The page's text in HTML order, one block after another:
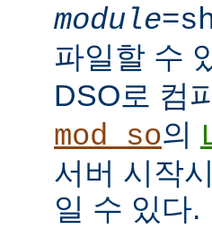
module
파일할 수
DSO로 컴
mod_so의
서버 시작
일 수 있다.